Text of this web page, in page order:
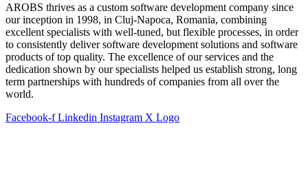
AROBS thrives as a custom software development company since
our inception in 1998, in Cluj-Napoca, Romania, combining
excellent specialists with well-tuned, but flexible processes, in order
to consistently deliver software development solutions and software
products of top quality. The excellence of our services and the
dedication shown by our specialists helped us establish strong, long
term partnerships with hundreds of companies from all over the
world.
Facebook-f Linkedin Instagram X Logo